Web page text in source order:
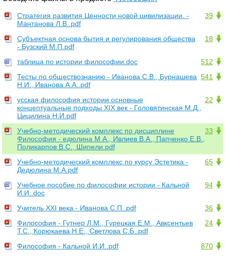
39
Стратегия развития Ценности новой цивилизации. -
Мантанова Л.В..pdf
18
Субъектная основа бытия и регулирования общества
- Бузский М.П.pdf
512
таблица по истории философии.doc
541
Тесты по обществознанию - Иванова С.В., Бурнашева
Н.И., Иванова А.А..pdf
22
усская философия истории основные
концептуальные подходы XIX век - Головятинская М.Д.,
Цицилина Н.И.pdf
33
Учебно-методический комплекс по дисциплине
Философия - едюлина М.А., Ивлиев В.А., Папченко Е.В.,
Поликарпов В.С., Шипели.pdf
65
Учебно-методический комплекс по курсу Эстетика -
Дедюлина М.А.pdf
94
Учебное пособие по философии истории - Кальной
И.И..doc
36
Учитель XXI века - Иванова С.П..pdf
24
Философия - Гутнер Л.М., Гурецкая Е.М., Авксентьев
Т.С., Корюкаева Н.Е., Светлова С.Б..pdf
870
Философия - Кальной И.И..pdf